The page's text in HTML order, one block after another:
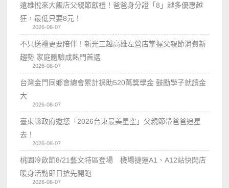
遠雄悅來大飯店父親節獻禮！爸爸身分證「8」越多優惠越
狂，最低只要8元！
2026-08-07
不只送禮更要陪伴！新光三越高雄左營店掌握父親節消費新
趨勢 家庭體驗成熱門首選
2026-08-07
台灣金門同鄉會總會累計捐助520萬獎學金 鼓勵學子就讀金
大
2026-08-07
臺東縣政府邀您「2026台東最美星空」父親節帶爸爸追星
去！
2026-08-07
桃園冷飲節8/21藝文特區登場 機場捷運A1、A12站快閃店
暖身活動即日搶先開跑
2026-08-07